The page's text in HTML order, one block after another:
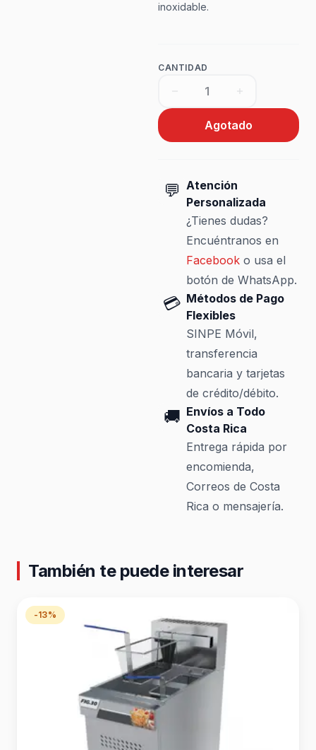
inoxidable.
CANTIDAD
Agotado
💬 Atención
Personalizada
¿Tienes dudas?
Encuéntranos en
Facebooko usa el
botón de WhatsApp.
💳 Métodos de Pago
Flexibles
SINPE Móvil,
transferencia
bancaria y tarjetas
de crédito/débito.
🚚 Envíos a Todo
Costa Rica
Entrega rápida por
encomienda,
Correos de Costa
Rica o mensajería.
También te puede interesar
-13%